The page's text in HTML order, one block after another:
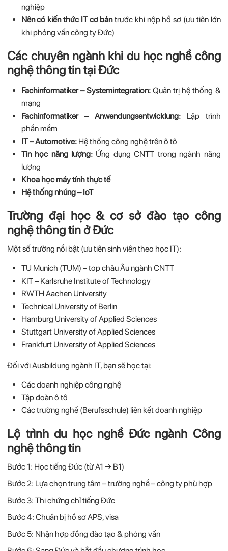
nghiệp
Nên có kiến thức IT cơ bảntrước khi nộp hồ sơ (ưu tiên lớn
khi phỏng vấn công ty Đức)
Các chuyên ngành khi du học nghề công
nghệ thông tin tại Đức
Fachinformatiker – Systemintegration:Quản trị hệ thống &
mạng
Fachinformatiker – Anwendungsentwicklung:Lập trình
phần mềm
IT – Automotive:Hệ thống công nghệ trên ô tô
Tin học năng lượng:Ứng dụng CNTT trong ngành năng
lượng
Khoa học máy tính thực tế
Hệ thống nhúng – IoT
Trường đại học & cơ sở đào tạo công
nghệ thông tin ở Đức
Một số trường nổi bật (ưu tiên sinh viên theo học IT):
TU Munich (TUM) – top châu Âu ngành CNTT
KIT – Karlsruhe Institute of Technology
RWTH Aachen University
Technical University of Berlin
Hamburg University of Applied Sciences
Stuttgart University of Applied Sciences
Frankfurt University of Applied Sciences
Đối với Ausbildung ngành IT, bạn sẽ học tại:
Các doanh nghiệp công nghệ
Tập đoàn ô tô
Các trường nghề (Berufsschule) liên kết doanh nghiệp
Lộ trình du học nghề Đức ngành Công
nghệ thông tin
Bước 1: Học tiếng Đức (từ A1 → B1)
Bước 2: Lựa chọn trung tâm – trường nghề – công ty phù hợp
Bước 3: Thi chứng chỉ tiếng Đức
Bước 4: Chuẩn bị hồ sơ APS, visa
Bước 5: Nhận hợp đồng đào tạo & phỏng vấn